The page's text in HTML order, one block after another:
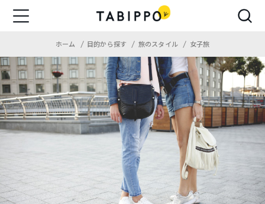
ホーム 目的から探す 旅のスタイル 女子旅